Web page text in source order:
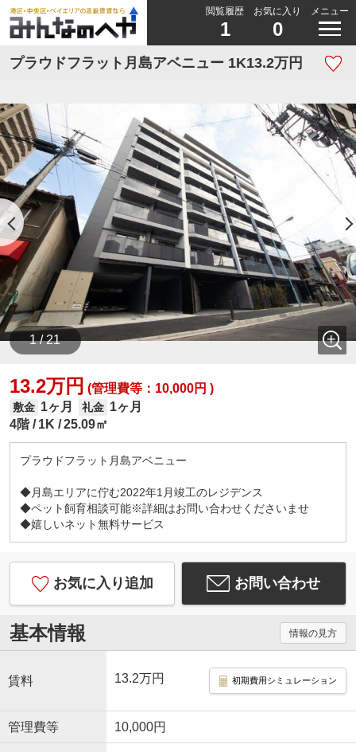
閲覧履歴
1
お気に入り
0
メニュー
プラウドフラット月島アベニュー 1K13.2万円
1 / 21
13.2万円 (管理費等：10,000円 )
敷金 1ヶ月 礼金 1ヶ月
4階
1K 25.09㎡
プラウドフラット月島アベニュー
◆月島エリアに佇む2022年1月竣工のレジデンス
◆ペット飼育相談可能※詳細はお問い合わせくださいませ
◆嬉しいネット無料サービス
お気に入り追加 お問い合わせ
基本情報 情報の見方
賃料 13.2万円 初期費用シミュレーション
管理費等 10,000円